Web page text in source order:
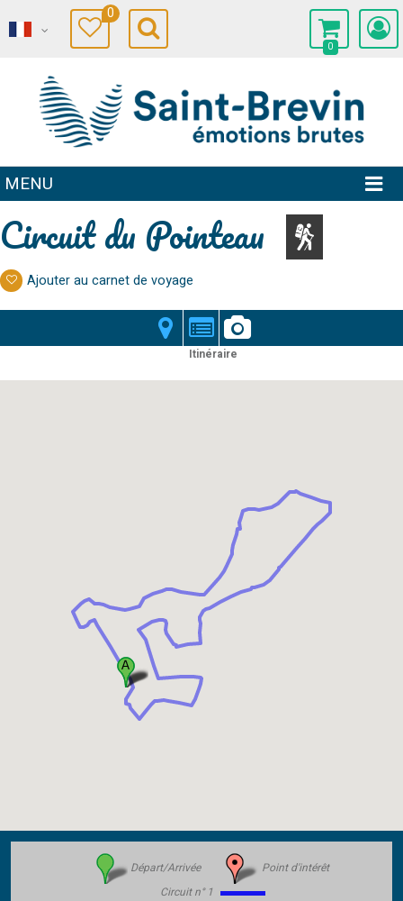
0
0
MENU
Circuit du Pointeau
Ajouter au carnet de voyage
Itinéraire
Départ/Arrivée
Point d'intérêt
Circuit n° 1